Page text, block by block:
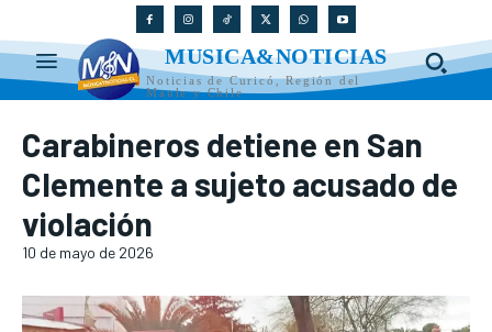
MUSICA&NOTICIAS
Noticias de Curicó, Región del
Maule y Chile
Carabineros detiene en San
Clemente a sujeto acusado de
violación
10 de mayo de 2026